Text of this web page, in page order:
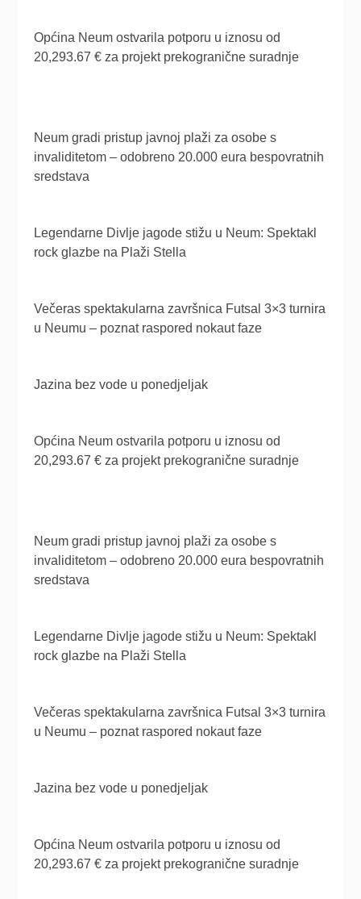
Općina Neum ostvarila potporu u iznosu od
20,293.67 € za projekt prekogranične suradnje
Neum gradi pristup javnoj plaži za osobe s
invaliditetom – odobreno 20.000 eura bespovratnih
sredstava
Legendarne Divlje jagode stižu u Neum: Spektakl
rock glazbe na Plaži Stella
Večeras spektakularna završnica Futsal 3×3 turnira
u Neumu – poznat raspored nokaut faze
Jazina bez vode u ponedjeljak
Općina Neum ostvarila potporu u iznosu od
20,293.67 € za projekt prekogranične suradnje
Neum gradi pristup javnoj plaži za osobe s
invaliditetom – odobreno 20.000 eura bespovratnih
sredstava
Legendarne Divlje jagode stižu u Neum: Spektakl
rock glazbe na Plaži Stella
Večeras spektakularna završnica Futsal 3×3 turnira
u Neumu – poznat raspored nokaut faze
Jazina bez vode u ponedjeljak
Općina Neum ostvarila potporu u iznosu od
20,293.67 € za projekt prekogranične suradnje